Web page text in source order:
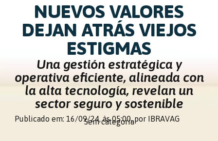
NUEVOS VALORES
DEJAN ATRÁS VIEJOS
ESTIGMAS
Una gestión estratégica y
operativa eficiente, alineada con
la alta tecnología, revelan un
sector seguro y sostenible
Publicado em: 16/09/24,às 05:00,por IBRAVAG
Sem categoria